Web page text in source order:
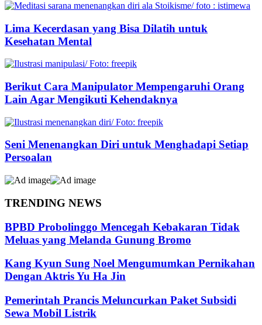
Lima Kecerdasan yang Bisa Dilatih untuk
Kesehatan Mental
Berikut Cara Manipulator Mempengaruhi Orang
Lain Agar Mengikuti Kehendaknya
Seni Menenangkan Diri untuk Menghadapi Setiap
Persoalan
TRENDING NEWS
BPBD Probolinggo Mencegah Kebakaran Tidak
Meluas yang Melanda Gunung Bromo
Kang Kyun Sung Noel Mengumumkan Pernikahan
Dengan Aktris Yu Ha Jin
Pemerintah Prancis Meluncurkan Paket Subsidi
Sewa Mobil Listrik